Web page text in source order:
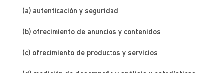
(a) autenticación y seguridad
(b) ofrecimiento de anuncios y contenidos
(c) ofrecimiento de productos y servicios